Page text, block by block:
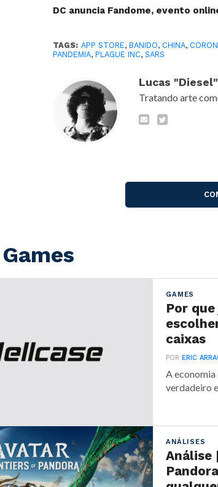
DC anuncia Fandome, evento
TAGS: APP STORE,BANIDO, CHINA,
PANDEMIA,PLAGUE INC,SARS
Lucas
Tratando arte
GAMES
Por
caixas
POR ERIC
A economia
verdadeiro
ANÁLISES
Análise